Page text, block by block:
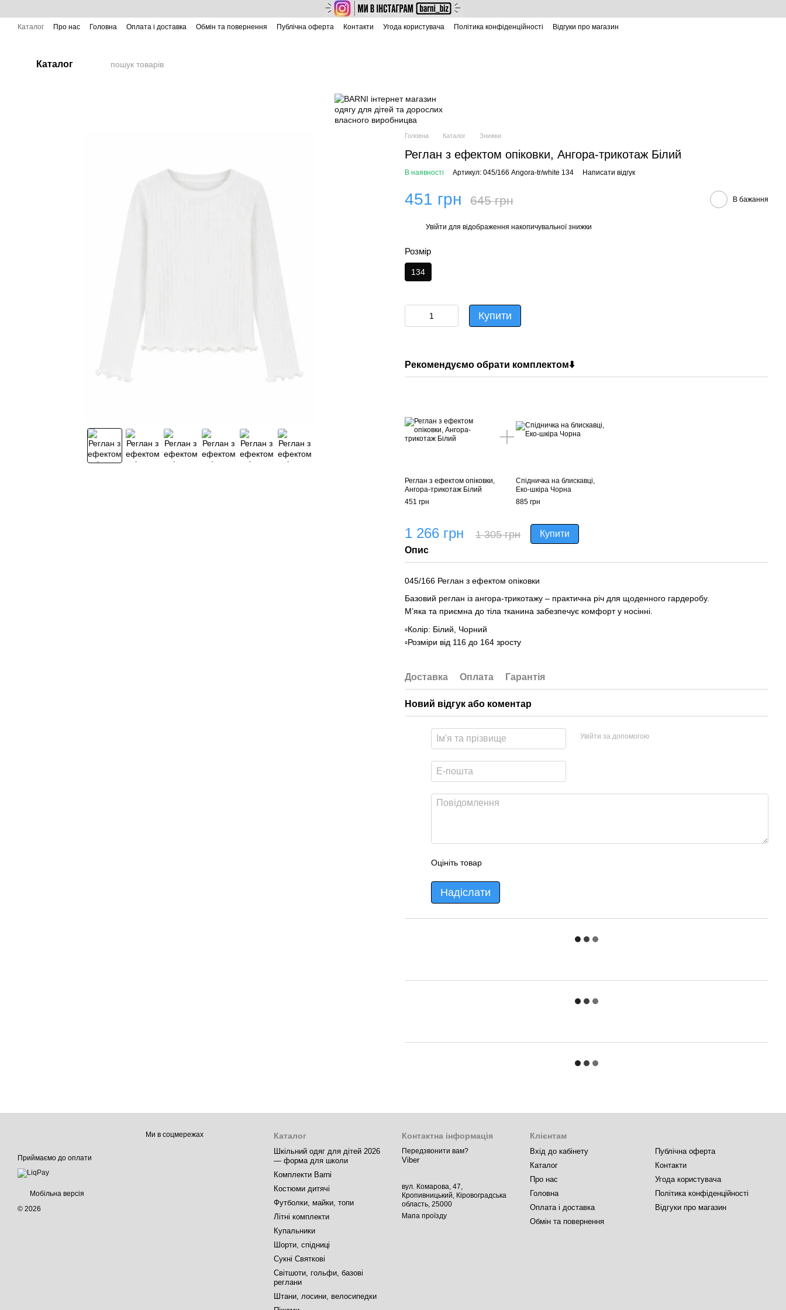
Каталог Про нас Головна Оплата і доставка Обмін та повернення Публічна оферта Контакти Угода користувача Політика конфіденційності Відгуки про магазин
Каталог
Головна Каталог Знижки
Реглан з ефектом опіковки, Ангора-трикотаж Білий
В наявності Артикул: 045/166 Angora-tr/white 134 Написати відгук
451 грн 645 грн В бажання
Увійти для відображення накопичувальної знижки
Розмір
134
Купити
Рекомендуємо обрати комплектом⬇️
Реглан з ефектом опіковки,
Ангора-трикотаж Білий
451 грн
Спідничка на блискавці,
Еко-шкіра Чорна
885 грн
1 266 грн 1 305 грн
Купити
Опис
045/166 Реглан з ефектом опіковки
Базовий реглан із ангора-трикотажу – практична річ для щоденного гардеробу.
М’яка та приємна до тіла тканина забезпечує комфорт у носінні.
▫️Колір: Білий, Чорний
▫️Розміри від 116 до 164 зросту
Доставка Оплата Гарантія
Новий відгук або коментар
Увійти за допомогою
Оцініть товар
Надіслати
Приймаємо до оплати
Мобільна версія
© 2026
Ми в соцмережах Каталог
Шкільний одяг для дітей 2026
— форма для школи
Комплекти Barni
Костюми дитячі
Футболки, майки, топи
Літні комплекти
Купальники
Шорти, спідниці
Сукні Святкові
Світшоти, гольфи, базові
реглани
Штани, лосини, велосипедки
Контактна інформація
Передзвонити вам?
Viber
вул. Комарова, 47,
Кропивницький, Кіровоградська
область, 25000
Мапа проїзду
Клієнтам
Вхід до кабінету
Каталог
Про нас
Головна
Оплата і доставка
Обмін та повернення
Публічна оферта
Контакти
Угода користувача
Політика конфіденційності
Відгуки про магазин